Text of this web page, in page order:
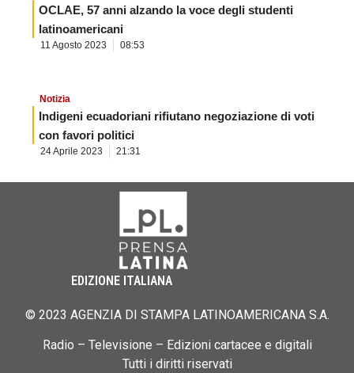
OCLAE, 57 anni alzando la voce degli studenti
latinoamericani
11 Agosto 2023 08:53
Notizia
Indigeni ecuadoriani rifiutano negoziazione di voti
con favori politici
24 Aprile 2023 21:31
EDIZIONE ITALIANA
© 2023 AGENZIA DI STAMPA LATINOAMERICANA S.A.
Radio – Televisione – Edizioni cartacee e digitali
Tutti i diritti riservati